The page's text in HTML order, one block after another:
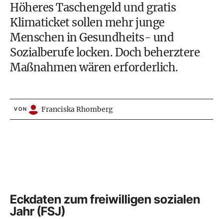
Höheres Taschengeld und gratis
Klimaticketsollen mehr junge
Menschen in Gesundheits- und
Sozialberufe locken. Doch beherztere
Maßnahmen wären erforderlich.
VON Franciska Rhomberg
Eckdaten zum freiwilligen sozialen
Jahr (FSJ)